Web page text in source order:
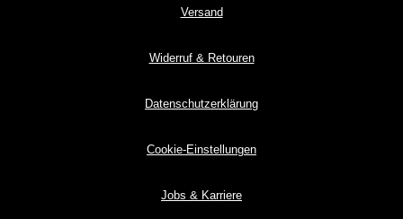
Versand
Widerruf & Retouren
Datenschutzerklärung
Cookie-Einstellungen
Jobs & Karriere